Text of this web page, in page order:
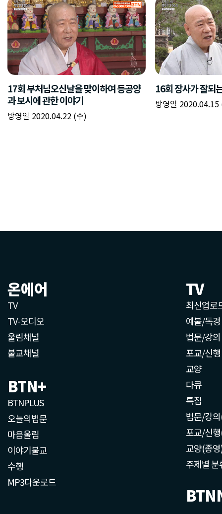
온에어
TV
TV-오디오
울림채널
불교채널
BTN+
BTNPLUS
오늘의법문
마음울림
이야기불교
수행
MP3다운로드
TV
최신업로
예불/독경
법문/강의
포교/신행
교양
다큐
특집
법문/강
포교/신
교양(종
주제별 분